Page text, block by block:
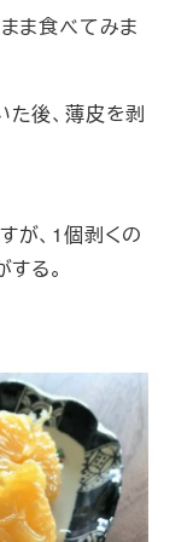
ま食べてみま
た後、薄皮を剥
が、1個剥くの
る。